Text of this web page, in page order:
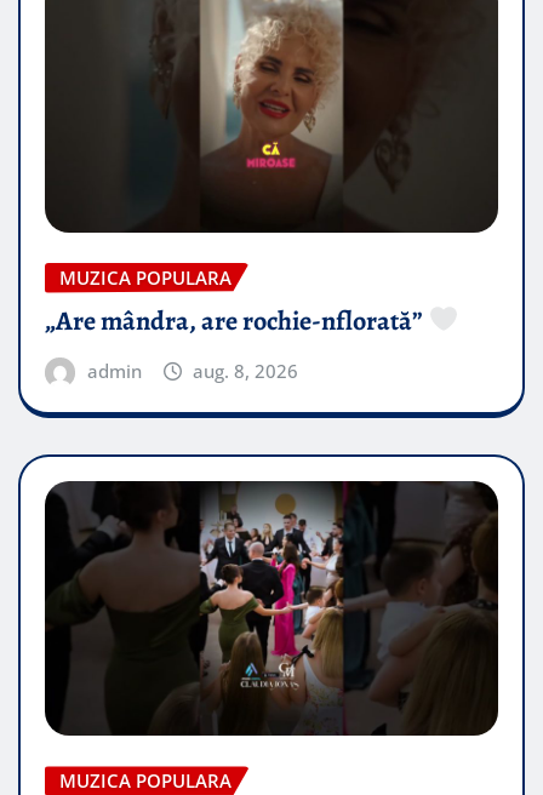
MUZICA POPULARA
„Are mândra, are rochie-nflorată”
admin aug. 8, 2026
MUZICA POPULARA